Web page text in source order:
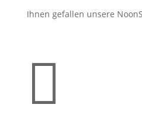
Ihnen gefallen unsere
